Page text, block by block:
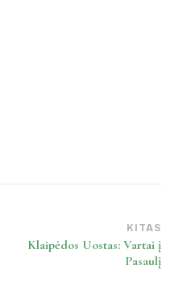
KITAS
Klaipėdos Uostas: Vartai į
Pasaulį